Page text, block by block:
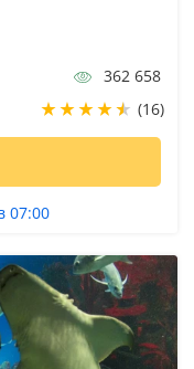
362 658
(16)
07:00